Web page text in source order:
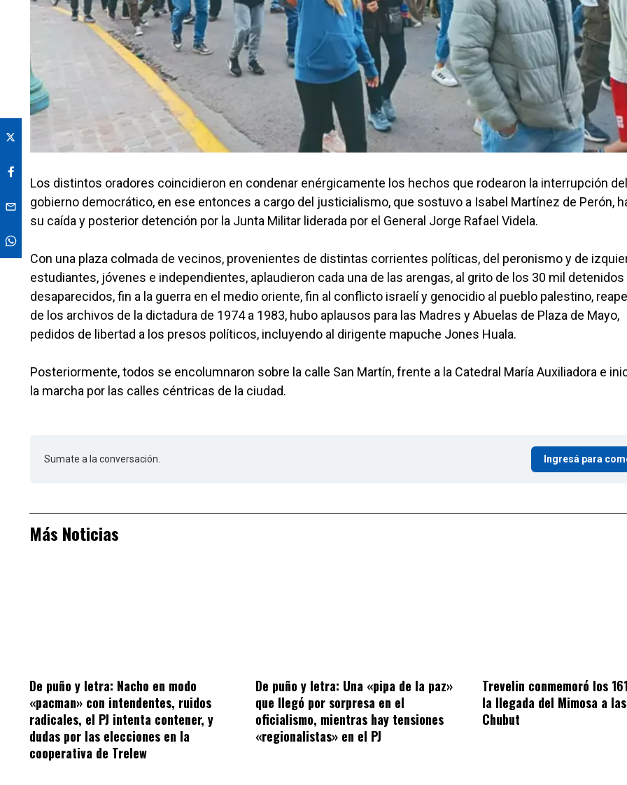
Los distintos oradores coincidieron en condenar enérgicamente los hechos que rodearon la interrupción del
gobierno democrático, en ese entonces a cargo del justicialismo, que sostuvo a Isabel Martínez de Perón,
su caída y posterior detención por la Junta Militar liderada por el General Jorge Rafael Videla.
Con una plaza colmada de vecinos, provenientes de distintas corrientes políticas, del peronismo y de
estudiantes, jóvenes e independientes, aplaudieron cada una de las arengas, al grito de los 30 mil detenidos
desaparecidos, fin a la guerra en el medio oriente, fin al conflicto israelí y genocidio al pueblo palestino,
de los archivos de la dictadura de 1974 a 1983, hubo aplausos para las Madres y Abuelas de Plaza de Mayo,
pedidos de libertad a los presos políticos, incluyendo al dirigente mapuche Jones Huala.
Posteriormente, todos se encolumnaron sobre la calle San Martín, frente a la Catedral María Auxiliadora e
la marcha por las calles céntricas de la ciudad.
Sumate a la conversación. Ingresá para
Más Noticias
De puño y letra: Nacho en modo
«pacman» con intendentes, ruidos
radicales, el PJ intenta contener, y
dudas por las elecciones en la
cooperativa de Trelew
De puño y letra: Una «pipa de la paz»
que llegó por sorpresa en el
oficialismo, mientras hay tensiones
«regionalistas» en el PJ
Trevelin conmemoró los
la llegada del Mimosa a
Chubut